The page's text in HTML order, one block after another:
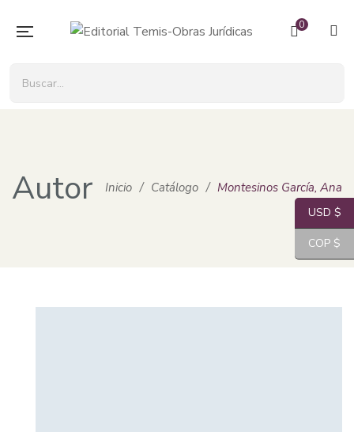
0
Autor Inicio / Catálogo / Montesinos García, Ana
USD $
COP $